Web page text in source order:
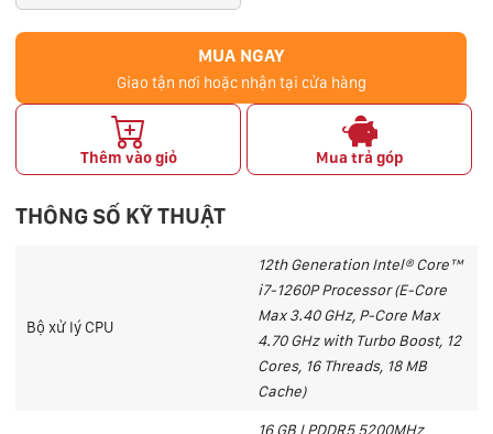
MUA NGAY
Giao tận nơi hoặc nhận tại cửa hàng
Thêm vào giỏ Mua trả góp
THÔNG SỐ KỸ THUẬT
Bộ xử lý CPU
12th Generation Intel® Core™
i7-1260P Processor (E-Core
Max 3.40 GHz, P-Core Max
4.70 GHz with Turbo Boost, 12
Cores, 16 Threads, 18 MB
Cache)
16 GB LPDDR5 5200MHz